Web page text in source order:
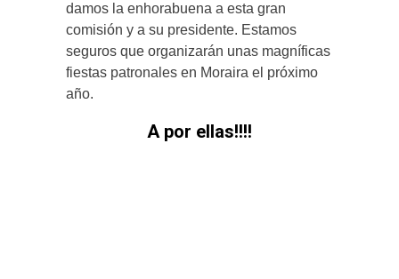
damos la enhorabuena a esta gran
comisión y a su presidente. Estamos
seguros que organizarán unas magníficas
fiestas patronales en Moraira el próximo
año.
A por ellas!!!!